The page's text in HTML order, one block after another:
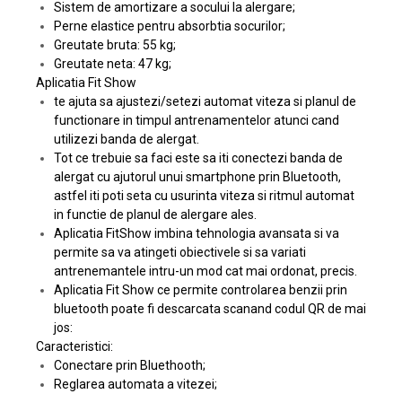
Sistem de amortizare a socului la alergare;
Perne elastice pentru absorbtia socurilor;
Greutate bruta: 55 kg;
Greutate neta: 47 kg;
Aplicatia Fit Show
te ajuta sa ajustezi/setezi automat viteza si planul de
functionare in timpul antrenamentelor atunci cand
utilizezi banda de alergat.
Tot ce trebuie sa faci este sa iti conectezi banda de
alergat cu ajutorul unui smartphone prin Bluetooth,
astfel iti poti seta cu usurinta viteza si ritmul automat
in functie de planul de alergare ales.
Aplicatia FitShow imbina tehnologia avansata si va
permite sa va atingeti obiectivele si sa variati
antrenemantele intru-un mod cat mai ordonat, precis.
Aplicatia Fit Show ce permite controlarea benzii prin
bluetooth poate fi descarcata scanand codul QR de mai
jos:
Caracteristici:
Conectare prin Bluethooth;
Reglarea automata a vitezei;